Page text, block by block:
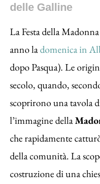
delle Galline
La Festa della
anno ladomenica in
dopo Pasqua). Le
secolo, quando,
scoprirono una tavola
l’immagine della
che rapidamente
della comunità. La
costruzione di una